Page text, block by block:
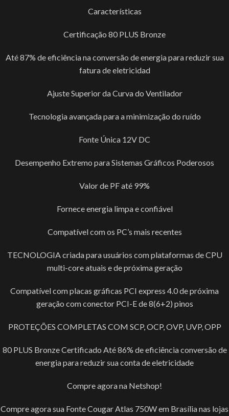
Características
Certificação 80 PLUS Bronze
Até 87% de eficiência na conversão de energia para reduzir sua
fatura de eletricidad
Ajuste Superior da Curva do Ventilador
Tecnologia avançada para a minimização do ruído
Fonte Única 12V DC
Desempenho Extremo para Sistemas Gráficos Poderosos
Valor de PF até 99%
Fornece energia limpa e confiável
Compatível com os PC’s mais recentes
TECNOLOGIA criada para usuários com plataformas de CPU
multi-core atuais e de próxima geração
Compatível com placas gráficas PCI express 4.0 de próxima
geração com conector PCI-E de 8(6+2) pinos
PROTEÇÕES COMPLETAS COM SCP, OCP, OVP, UVP, OPP
80 PLUS Bronze Certificado Até 86% de eficiência conversão de
energia para reduzir sua conta de eletricidade
Compre agora na Netshop!
Compre agora sua Fonte Cougar Atlas 750W em Brasília nas lojas